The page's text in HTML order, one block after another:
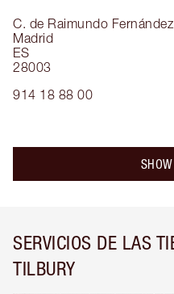
C. de Raimundo
Madrid
ES
28003
914 18 88 00
SERVICIOS DE LAS
TILBURY